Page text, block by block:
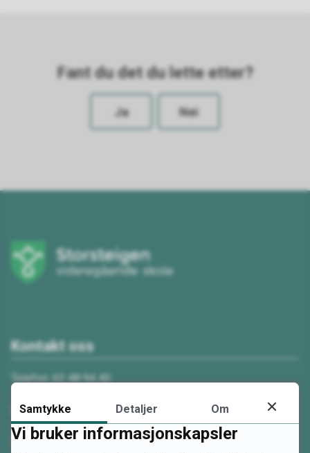
Fant du det du lette etter?
Ja Nei
Kontakt oss
Telefon: 62 48 94 40
Send e-post
Send sikker digital post
Samtykke Detaljer Om
Vi bruker informasjonskapsler